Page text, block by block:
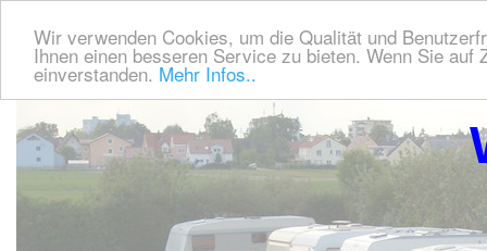
Wir verwenden Cookies, um die Qualität und
Ihnen einen besseren Service zu bieten. Wenn Sie
einverstanden. Mehr Infos..